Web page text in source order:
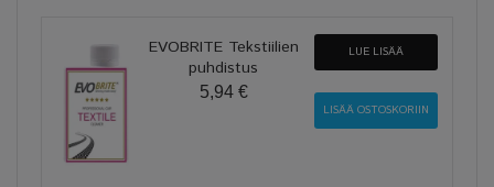
EVOBRITE Tekstiilien
puhdistus
5,94 €
LUE LISÄÄ